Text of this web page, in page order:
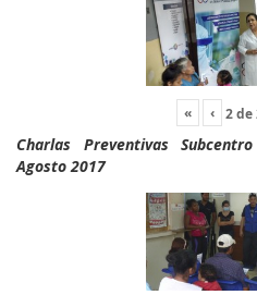
« ‹ 2de
Charlas Preventivas
Agosto 2017